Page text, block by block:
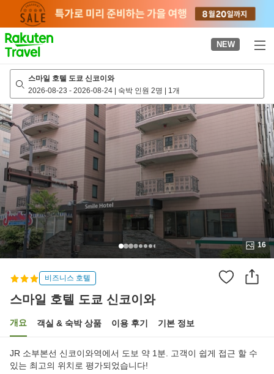
page
NEW
스마일 호텔 도쿄 신코이와
2026-08-23 - 2026-08-24 | 숙박 인원 2명 | 1개
16
비즈니스 호텔
스마일 호텔 도쿄 신코이와
개요 객실 & 숙박 상품 이용 후기 기본 정보
JR 소부본선 신코이와역에서 도보 약 1분. 고객이 쉽게 접근 할 수
있는 최고의 위치로 평가되었습니다!